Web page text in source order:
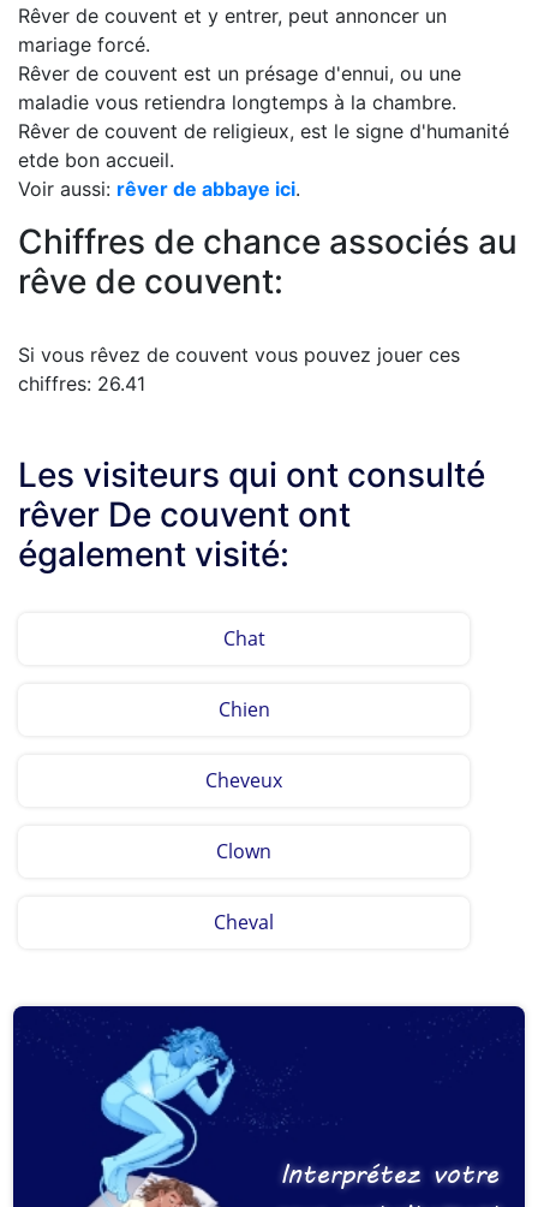
Rêver de couvent et y entrer, peut annoncer un
mariage forcé.
Rêver de couvent est un présage d'ennui, ou une
maladie vous retiendra longtemps à la chambre.
Rêver de couvent de religieux, est le signe d'humanité
etde bon accueil.
Voir aussi: rêver de abbaye ici.
Chiffres de chance associés au
rêve de couvent:
Si vous rêvez de couvent vous pouvez jouer ces
chiffres: 26.41
Les visiteurs qui ont consulté
rêver De couvent ont
également visité:
Chat
Chien
Cheveux
Clown
Cheval
Interprétez votre